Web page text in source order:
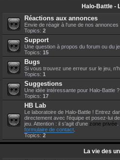
Halo-Battle -
Réactions aux annonces
Envie de réagir à l'une de nos
Topics: 2
Support
Une question à propos du forum ou du
Topics: 15
Bugs
Si vous trouvez une erreur sur le jeu,
Topics: 1
Suggestions
Une idée intéressante pour Halo-Battle
Topics: 17
HB Lab
Le laboratoire de Halo-Battle ! Entrez
directement avec l'équipe et posez-lui
jeu. Attention : il s'agit d'une zone privée
formulaire de contact
Topics: 2
La vie des